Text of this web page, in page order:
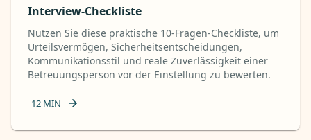
Interview-Checkliste
Nutzen Sie diese praktische 10-Fragen-Checkliste, um
Urteilsvermögen, Sicherheitsentscheidungen,
Kommunikationsstil und reale Zuverlässigkeit einer
Betreuungsperson vor der Einstellung zu bewerten.
12 MIN